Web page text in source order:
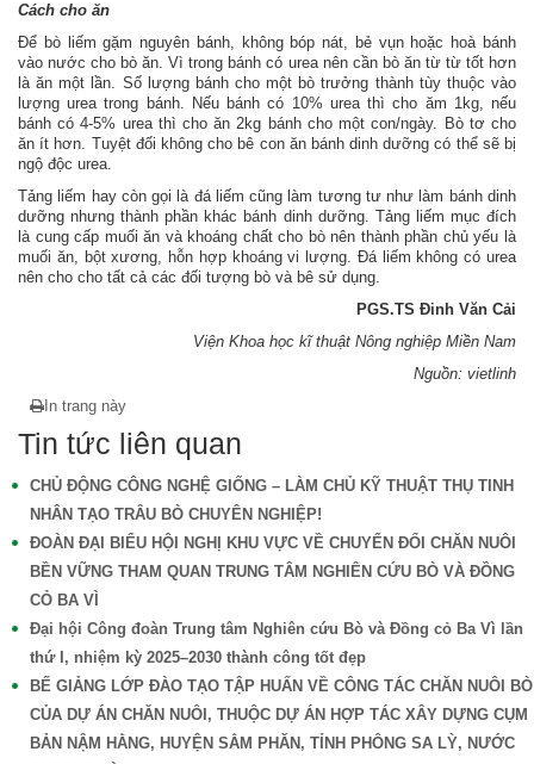
Cách cho ăn
Để bò liếm gặm nguyên bánh, không bóp nát, bẻ vụn hoặc hoà bánh
vào nước cho bò ăn. Vì trong bánh có urea nên cần bò ăn từ từ tốt hơn
là ăn một lần. Số lượng bánh cho một bò trưởng thành tùy thuộc vào
lượng urea trong bánh. Nếu bánh có 10% urea thì cho ăm 1kg, nếu
bánh có 4-5% urea thì cho ăn 2kg bánh cho một con/ngày. Bò tơ cho
ăn ít hơn. Tuyệt đối không cho bê con ăn bánh dinh dưỡng có thể sẽ bị
ngộ độc urea.
Tảng liếm hay còn gọi là đá liếm cũng làm tương tư như làm bánh dinh
dưỡng nhưng thành phần khác bánh dinh dưỡng. Tảng liếm mục đích
là cung cấp muối ăn và khoáng chất cho bò nên thành phần chủ yếu là
muối ăn, bột xương, hỗn hợp khoáng vi lượng. Đá liếm không có urea
nên cho cho tất cả các đối tượng bò và bê sử dụng.
PGS.TS Đinh Văn Cải
Viện Khoa học kĩ thuật Nông nghiệp Miền Nam
Nguồn: vietlinh
In trang này
Tin tức liên quan
CHỦ ĐỘNG CÔNG NGHỆ GIỐNG – LÀM CHỦ KỸ THUẬT THỤ TINH
NHÂN TẠO TRÂU BÒ CHUYÊN NGHIỆP!
ĐOÀN ĐẠI BIỂU HỘI NGHỊ KHU VỰC VỀ CHUYỂN ĐỔI CHĂN NUÔI
BỀN VỮNG THAM QUAN TRUNG TÂM NGHIÊN CỨU BÒ VÀ ĐỒNG
CỎ BA VÌ
Đại hội Công đoàn Trung tâm Nghiên cứu Bò và Đồng cỏ Ba Vì lần
thứ I, nhiệm kỳ 2025–2030 thành công tốt đẹp
BẾ GIẢNG LỚP ĐÀO TẠO TẬP HUẤN VỀ CÔNG TÁC CHĂN NUÔI BÒ
CỦA DỰ ÁN CHĂN NUÔI, THUỘC DỰ ÁN HỢP TÁC XÂY DỰNG CỤM
BẢN NẬM HẰNG, HUYỆN SẲM PHĂN, TỈNH PHÔNG SA LỲ, NƯỚC